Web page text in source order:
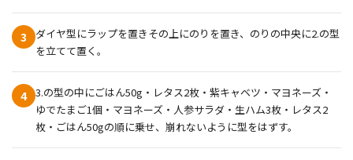
3
ダイヤ型にラップを置きその上にのりを置き、のりの中央に2.の型
を立てて置く。
4 3.の型の中にごはん50g・レタス2枚・紫キャベツ・マヨネーズ・
ゆでたまご1個・マヨネーズ・人参サラダ・生ハム3枚・レタス2
枚・ごはん50gの順に乗せ、崩れないように型をはずす。